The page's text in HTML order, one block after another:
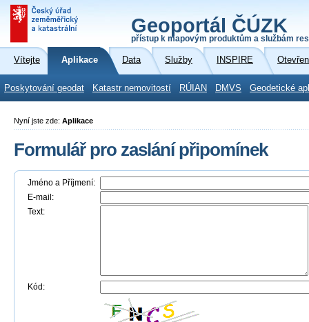
Geoportál ČÚZK
přístup k mapovým produktům a službám
Vítejte Aplikace Data Služby INSPIRE
Poskytování geodat Katastr nemovitostí RÚIAN DMVS Geodetické
Nyní jste zde: Aplikace
Formulář pro zaslání připomínek
Jméno a Příjmení:
E-mail:
Text:
Kód: